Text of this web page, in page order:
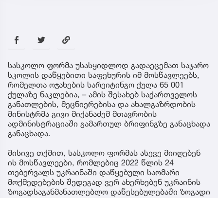
სასკოლო ფორმა უსასყიდლოდ გადაეცემათ საჯარო
სკოლის დაწყებითი საფეხურის იმ მოსწავლეებს,
რომელთა ოჯახების სარეიტინგო ქულა 65 001
ქულაზე ნაკლებია, – ამის შესახებ საქართველოს
განათლების, მეცნიერებისა და ახალგაზრდობის
მინისტრმა გივი მიქანაძემ მთავრობის
ადმინისტრაციაში გამართულ ბრიფინგზე განაცხადა
განაცხადა.
მისივე თქმით, სასკოლო ფორმას ასევე მიიღებენ
ის მოსწავლეები, რომლებიც 2022 წლის 24
თებერვალს უკრაინაში დაწყებული საომარი
მოქმედებების შედეგად ვერ ახერხებენ უკრაინის
ზოგადსაგანმანათლებლო დაწესებულებაში ზოგადი